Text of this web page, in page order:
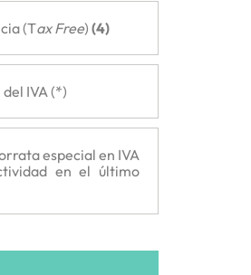
(Tax Free) (4)
IVA (*)
especial en IVA
en el último